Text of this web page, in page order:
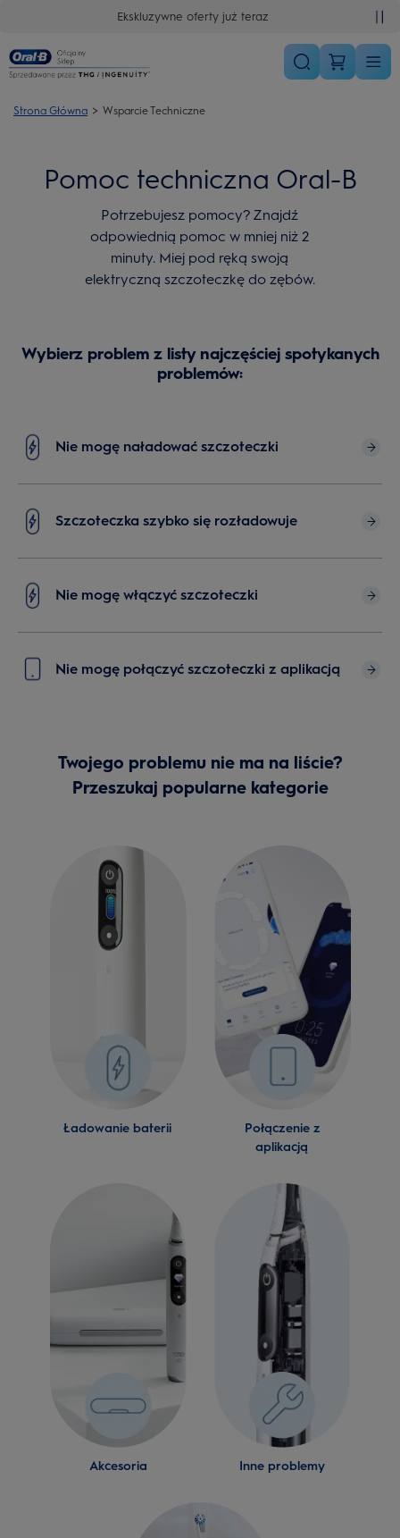
Ekskluzywne oferty już teraz
Strona Główna Wsparcie Techniczne
Pomoc techniczna Oral-B
Potrzebujesz pomocy? Znajdź
odpowiednią pomoc w mniej niż 2
minuty. Miej pod ręką swoją
elektryczną szczoteczkę do zębów.
Wybierz problem z listy najczęściej spotykanych
problemów:
Nie mogę naładować szczoteczki
Szczoteczka szybko się rozładowuje
Nie mogę włączyć szczoteczki
Nie mogę połączyć szczoteczki z aplikacją
Twojego problemu nie ma na liście?
Przeszukaj popularne kategorie
Ładowanie baterii
Połączenie z
aplikacją
Akcesoria Inne problemy